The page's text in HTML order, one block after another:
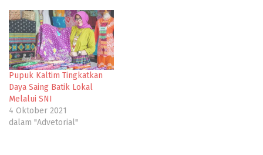
Pupuk Kaltim Tingkatkan
Daya Saing Batik Lokal
Melalui SNI
4 Oktober 2021
dalam "Advetorial"